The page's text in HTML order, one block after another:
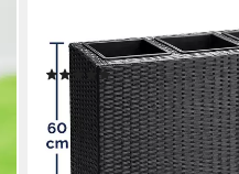
Pflanzkübel, 4 Innentöpfe
95x27x60cm Blumentopf
(20)
67,80 € 89,95 €
-25%
lieferbar - in 4-5 Werktagen